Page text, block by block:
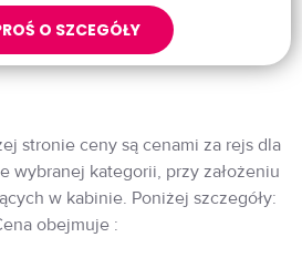
O SZCEGÓŁY
stronie ceny są cenami za rejs dla
wybranej kategorii, przy założeniu
w kabinie. Poniżej szczegóły:
obejmuje :